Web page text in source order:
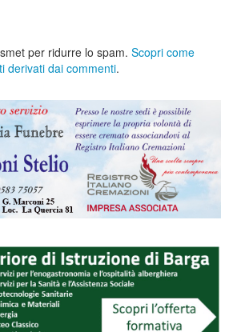
per ridurre lo spam. Scopri come
derivati dai commenti.